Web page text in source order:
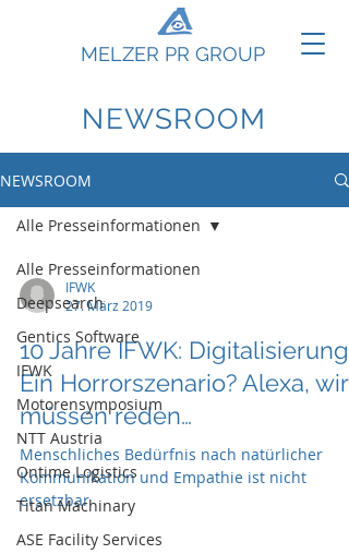
MELZER PR GROUP
NEWSROOM
NEWSROOM
Alle Presseinformationen
Deepsearch
Gentics Software
IFWK
Motorensymposium
NTT Austria
Ontime Logistics
Titan Machinary
ASE Facility Services
Alle Presseinformationen
IFWK
27. März 2019
10 Jahre IFWK: Digitalisierung:
Ein Horrorszenario? Alexa, wir
müssen reden…
Menschliches Bedürfnis nach natürlicher
Kommunikation und Empathie ist nicht
ersetzbar